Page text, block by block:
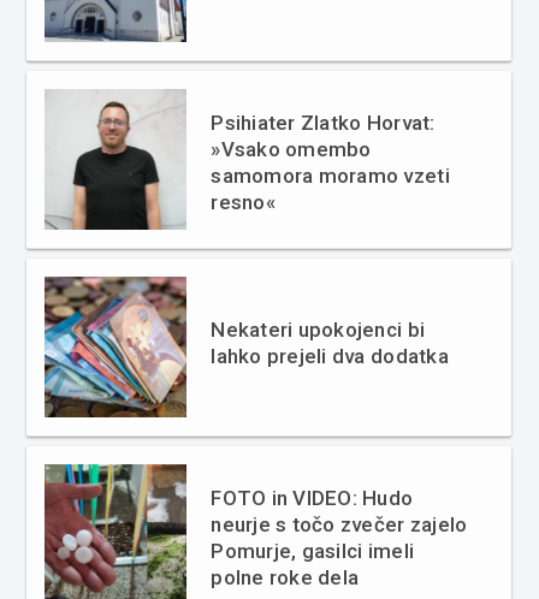
Psihiater Zlatko Horvat:
»Vsako omembo
samomora moramo vzeti
resno«
Nekateri upokojenci bi
lahko prejeli dva dodatka
FOTO in VIDEO: Hudo
neurje s točo zvečer zajelo
Pomurje, gasilci imeli
polne roke dela